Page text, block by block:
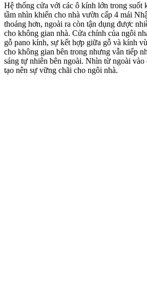
Hệ thống cửa với các ô kính lớn trong suốt
tầm nhìn khiến cho nhà vườn cấp 4 mái
thoáng hơn, ngoài ra còn tận dụng được
cho không gian nhà. Cửa chính của ngôi
gỗ pano kính, sự kết hợp giữa gỗ và kính
cho không gian bên trong nhưng vẫn tiếp
sáng tự nhiên bên ngoài. Nhìn từ ngoài
tạo nên sự vững chãi cho ngôi nhà.